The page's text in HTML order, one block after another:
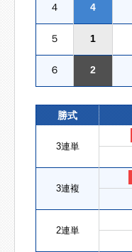
４ 4
５ 1
６ 2
勝式
3連単
3連複
2連単